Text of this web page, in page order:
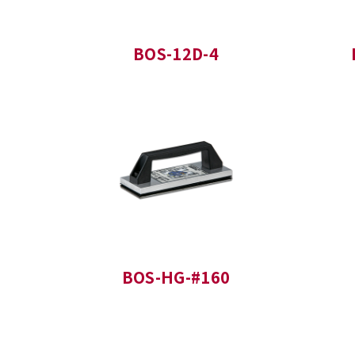
BOS-12D-4
BOS-HG-#160